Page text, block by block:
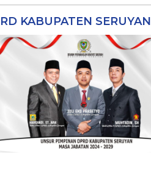
KABUPATEN SERUYAN